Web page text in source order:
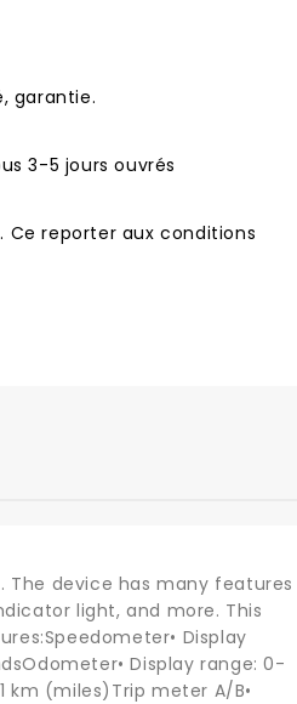
garantie.
3-5 jours ouvrés
Ce reporter aux conditions
The device has many features
light, and more. This
Display
Display range: 0-
(miles)Trip meter A/B•